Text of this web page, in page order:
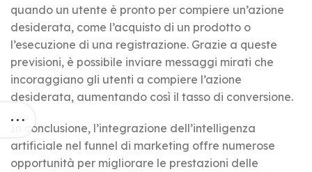
quando un utente è pronto per compiere un’azione
desiderata, come l’acquisto di un prodotto o
l’esecuzione di una registrazione. Grazie a queste
previsioni, è possibile inviare messaggi mirati che
incoraggiano gli utenti a compiere l’azione
desiderata, aumentando così il tasso di conversione.
In conclusione, l’integrazione dell’intelligenza
artificiale nel funnel di marketing offre numerose
opportunità per migliorare le prestazioni delle